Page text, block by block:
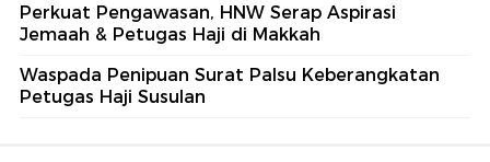
Perkuat Pengawasan, HNW Serap Aspirasi
Jemaah & Petugas Haji di Makkah
Waspada Penipuan Surat Palsu Keberangkatan
Petugas Haji Susulan